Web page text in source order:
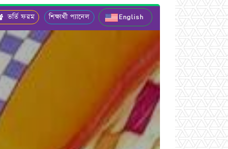
ভর্তি ফরম শিক্ষার্থী প্যানেল English